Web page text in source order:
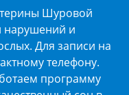
Шуровой
нарушений и
Для записи на
телефону.
программу